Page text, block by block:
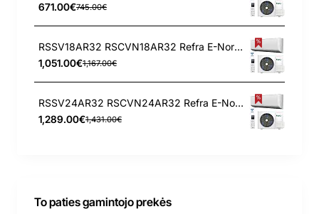
671.00€745.00€
RSSV18AR32 RSCVN18AR32 Refra E-Nordic serijos 5.3/5.6 kW oro kondicionierius - šilumos siurblys
1,051.00€1,167.00€
RSSV24AR32 RSCVN24AR32 Refra E-Nordic serijos 7.0/7.0 kW oro kondicionierius - šilumos siurblys
1,289.00€1,431.00€
To paties gamintojo prekės